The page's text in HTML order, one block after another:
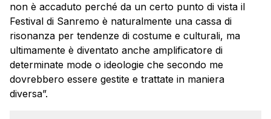
non è accaduto perché da un certo punto di vista il
Festival di Sanremo è naturalmente una cassa di
risonanza per tendenze di costume e culturali, ma
ultimamente è diventato anche amplificatore di
determinate mode o ideologie che secondo me
dovrebbero essere gestite e trattate in maniera
diversa”.